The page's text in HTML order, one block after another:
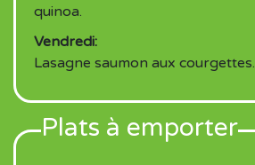
quinoa.
Vendredi:
Lasagne saumon aux courgettes.
Plats à emporter